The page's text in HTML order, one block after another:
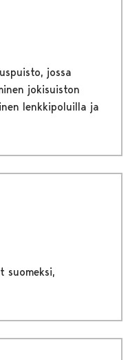
jossa
jokisuiston
lenkkipoluilla ja
suomeksi,